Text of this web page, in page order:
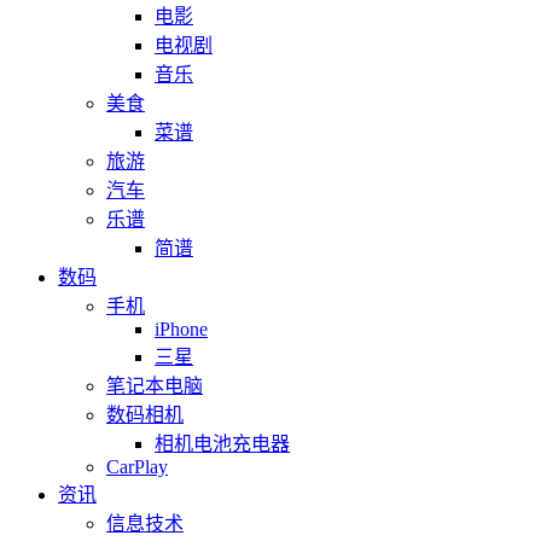
电影
电视剧
音乐
美食
菜谱
旅游
汽车
乐谱
简谱
数码
手机
iPhone
三星
笔记本电脑
数码相机
相机电池充电器
CarPlay
资讯
信息技术